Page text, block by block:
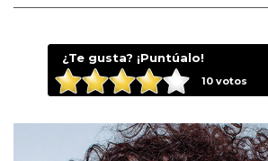
¿Te gusta? ¡Puntúalo!
10votos